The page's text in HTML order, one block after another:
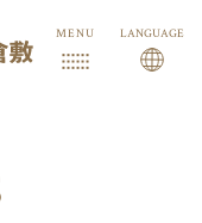
MENU LANGUAGE